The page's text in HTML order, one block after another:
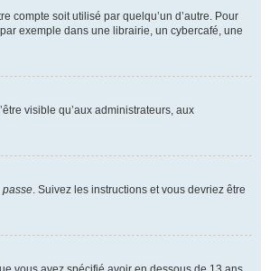
compte soit utilisé par quelqu’un d’autre. Pour
exemple dans une librairie, un cybercafé, une
visible qu’aux administrateurs, aux
passe. Suivez les instructions et vous devriez être